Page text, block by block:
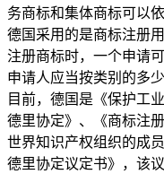
务商标和集体商标可以
德国采用的是商标注册
注册商标时，一个申请
申请人应当按类别的多少
目前，德国是《保护工
德里协定》、《商标注
世界知识产权组织的成
德里协定议定书》，该